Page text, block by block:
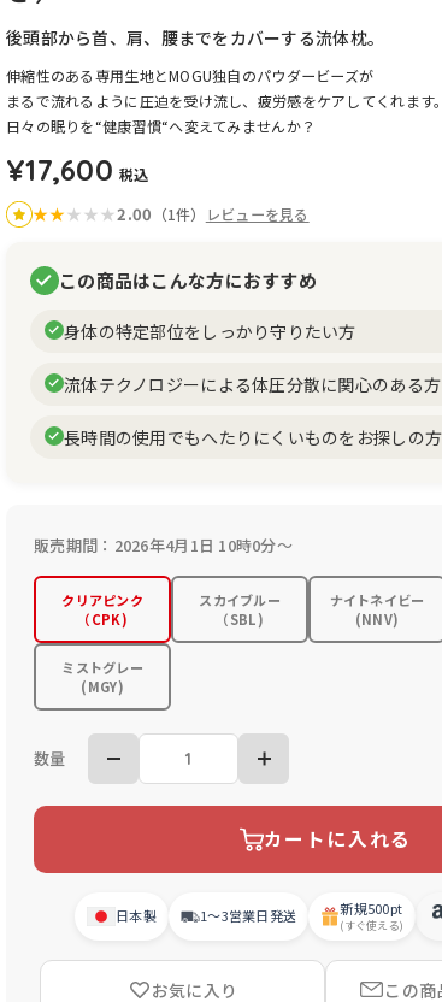
後頭部から首、肩、腰までをカバーする流体枕。
伸縮性のある専用生地とMOGU独自のパウダービーズが
まるで流れるように圧迫を受け流し、疲労感をケアしてくれます。
日々の眠りを“健康習慣“へ変えてみませんか？
¥17,600 税込
★★★ ★ ★2.00 （1件） レビューを見る
この商品はこんな方におすすめ
身体の特定部位をしっかり守りたい方
流体テクノロジーによる体圧分散に関心のある方
長時間の使用でもへたりにくいものをお探しの方
販売期間：2026年4月1日 10時0分～
クリアピンク
（CPK)
スカイブルー
（SBL)
ナイトネイビー
(NNV)
ミストグレー
(MGY)
数量
カートに入れる
日本製 1〜3営業日発送 新規500pt
(すぐ使える)
お気に入り この商